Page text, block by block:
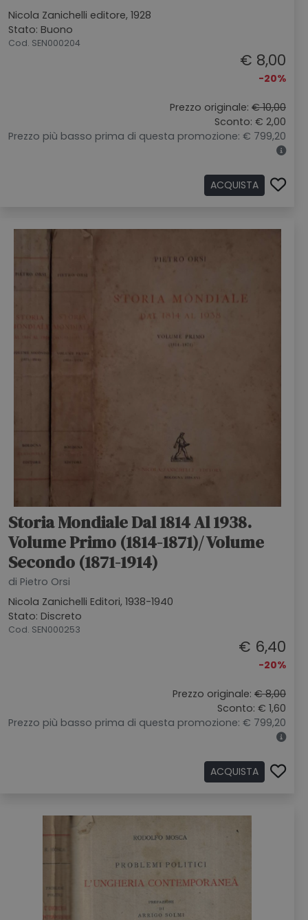
Nicola Zanichelli editore, 1928
Stato: Buono
Cod. SEN000204
€ 8,00
-20%
Prezzo originale: € 10,00
Sconto: € 2,00
Prezzo più basso prima di questa promozione: € 799,20
ACQUISTA
Storia Mondiale Dal 1814 Al 1938.
Volume Primo (1814-1871)/ Volume
Secondo (1871-1914)
di Pietro Orsi
Nicola Zanichelli Editori, 1938-1940
Stato: Discreto
Cod. SEN000253
€ 6,40
-20%
Prezzo originale: € 8,00
Sconto: € 1,60
Prezzo più basso prima di questa promozione: € 799,20
ACQUISTA